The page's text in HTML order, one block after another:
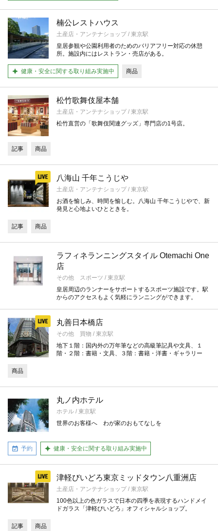
楠公レストハウス
土産店・アンテナショップ / 東京駅
皇居参観や公園利用者のためのバリアフリー対応の休憩
所。施設内にはレストラン・売店がある。
健康・安全に関する取り組み実施中 商品
松竹歌舞伎屋本舗
土産店・アンテナショップ / 東京駅
松竹直営の「歌舞伎関連グッズ」専門店の1号店。
記事 商品
八海山 千年こうじや
土産店・アンテナショップ / 東京駅
お酒を愉しみ、時間を愉しむ。八海山 千年こうじやで、新
発見と心地よいひとときを。
記事 商品
ラフィネランニングスタイル Otemachi One
店
その他 スポーツ / 東京駅
皇居周辺のランナーをサポートするスポーツ施設です。駅
からのアクセスもよく気軽にランニングができます。
丸善日本橋店
その他 買物 / 東京駅
地下１階：国内外の万年筆などの高級筆記具や文具、１
階・２階：書籍・文具、３階：書籍・洋書・ギャラリー
商品
丸ノ内ホテル
ホテル / 東京駅
世界のお客様へ わが家のおもてなしを
予約 健康・安全に関する取り組み実施中
津軽びいどろ東京ミッドタウン八重洲店
土産店・アンテナショップ / 東京駅
100色以上の色ガラスで日本の四季を表現するハンドメイ
ドガラス「津軽びいどろ」オフィシャルショップ。
記事 商品